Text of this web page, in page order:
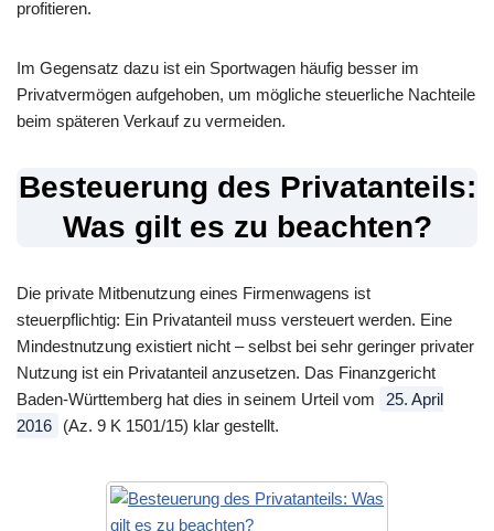
profitieren.
Im Gegensatz dazu ist ein Sportwagen häufig besser im
Privatvermögen aufgehoben, um mögliche steuerliche Nachteile
beim späteren Verkauf zu vermeiden.
Besteuerung des Privatanteils:
Was gilt es zu beachten?
Die private Mitbenutzung eines Firmenwagens ist
steuerpflichtig: Ein Privatanteil muss versteuert werden. Eine
Mindestnutzung existiert nicht – selbst bei sehr geringer privater
Nutzung ist ein Privatanteil anzusetzen. Das Finanzgericht
Baden-Württemberg hat dies in seinem Urteil vom
25. April
2016
(Az. 9 K 1501/15) klar gestellt.